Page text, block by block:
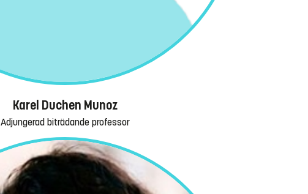
Karel Duchen Munoz
Adjungerad biträdande professor